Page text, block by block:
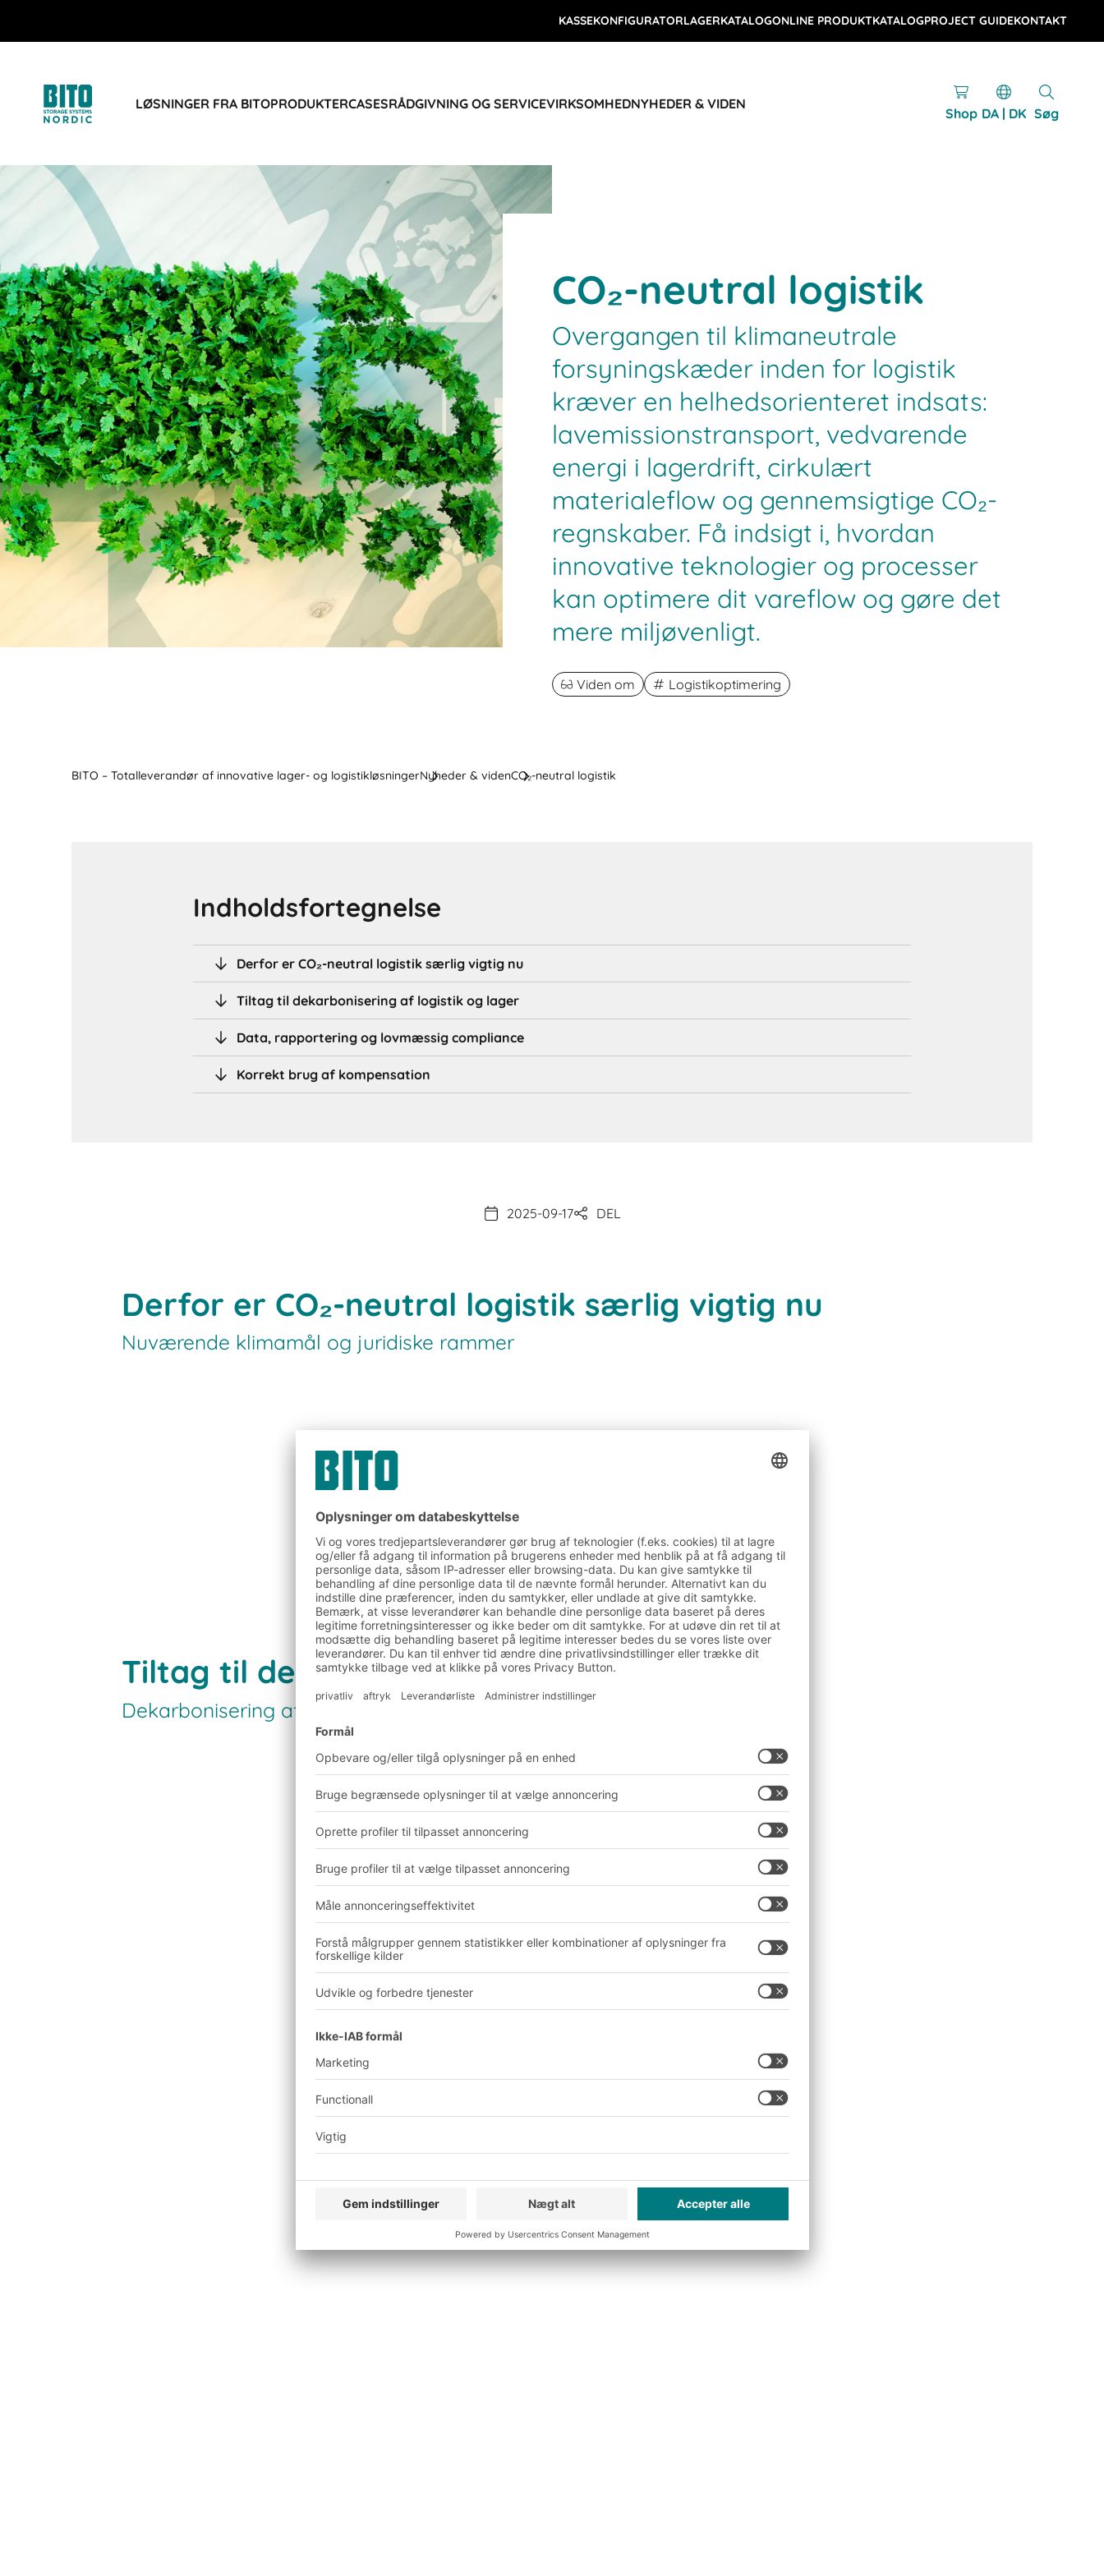
KASSEKONFIGURATORLAGERKATALOGONLINE PRODUKTKATALOGPROJECT GUIDEKONTAKT
LØSNINGER FRA BITOPRODUKTERCASESRÅDGIVNING OG SERVICEVIRKSOMHEDNYHEDER & VIDEN
Shop DA | DK Søg
CO₂-neutral logistik
Overgangen til klimaneutrale
forsyningskæder inden for logistik
kræver en helhedsorienteret indsats:
lavemissionstransport, vedvarende
energi i lagerdrift, cirkulært
materialeflow og gennemsigtige CO₂-
regnskaber. Få indsigt i, hvordan
innovative teknologier og processer
kan optimere dit vareflow og gøre det
mere miljøvenligt.
Viden om Logistikoptimering
BITO – Totalleverandør af innovative lager- og logistikløsningerNyheder & videnCO₂-neutral logistik
Indholdsfortegnelse
Derfor er CO₂-neutral logistik særlig vigtig nu
Tiltag til dekarbonisering af logistik og lager
Data, rapportering og lovmæssig compliance
Korrekt brug af kompensation
2025-09-17 DEL
Derfor er CO₂-neutral logistik særlig vigtig nu
Nuværende klimamål og juridiske rammer
Tiltag til dekarbonisering af logistik og lager
Dekarbonisering af køretøjsflåden og transport